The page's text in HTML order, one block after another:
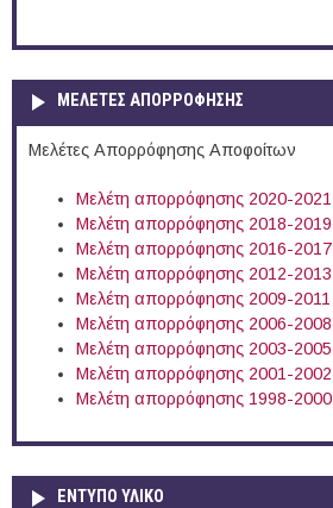
ΜΕΛΕΤΕΣ ΑΠΟΡΡΟΦΗΣΗΣ
Μελέτες Απορρόφησης Αποφοίτων
Μελέτη απορρόφησης 2020-2021
Μελέτη απορρόφησης 2018-2019
Μελέτη απορρόφησης 2016-2017
Μελέτη απορρόφησης 2012-2013
Μελέτη απορρόφησης 2009-2011
Μελέτη απορρόφησης 2006-2008
Μελέτη απορρόφησης 2003-2005
Μελέτη απορρόφησης 2001-2002
Μελέτη απορρόφησης 1998-2000
ΕΝΤΥΠΟ ΥΛΙΚΟ